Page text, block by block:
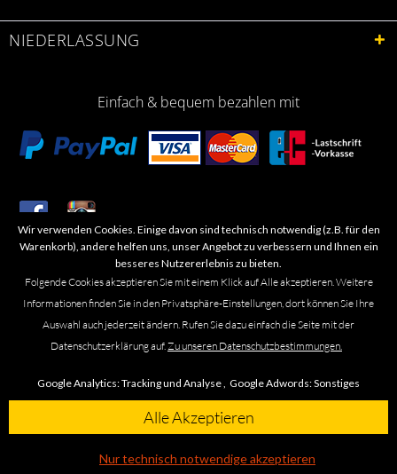
NIEDERLASSUNG
Einfach & bequem bezahlen mit
​Letzte Aktualisierung: 06.2026
Marken- oder Warenzeichen werden in der Regel nicht als solche kenntlich
gemacht. Das Fehlen einer solchen Kennzeichnung bedeutet nicht, dass es
handelt. Alle genannten Marken, Logos, Symbole, Bilder, Designs, Produkt-
und Unternehmensbezeichnungen sind Urheber-, Marken- und
Designrechte des jeweiligen Eigentümers. Die Marke Omega führen wir
ausschließlich in unseren Ladengeschäften in Braunschweig, Leipzig und
Wir verwenden Cookies. Einige davon sind technisch notwendig (z.B. für den
Warenkorb), andere helfen uns, unser Angebot zu verbessern und Ihnen ein
besseres Nutzererlebnis zu bieten.
Folgende Cookies akzeptieren Sie mit einem Klick auf Alle akzeptieren. Weitere
Informationen finden Sie in den Privatsphäre-Einstellungen, dort können Sie Ihre
Auswahl auch jederzeit ändern. Rufen Sie dazu einfach die Seite mit der
Datenschutzerklärung auf.Zu unseren Datenschutzbestimmungen.
Google Analytics:Tracking und Analyse , Google Adwords:Sonstiges
Nur technisch notwendige akzeptieren
Alle Akzeptieren